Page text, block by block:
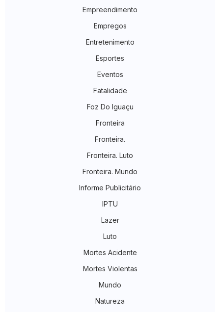
Empreendimento
Empregos
Entretenimento
Esportes
Eventos
Fatalidade
Foz Do Iguaçu
Fronteira
Fronteira.
Fronteira. Luto
Fronteira. Mundo
Informe Publicitário
IPTU
Lazer
Luto
Mortes Acidente
Mortes Violentas
Mundo
Natureza